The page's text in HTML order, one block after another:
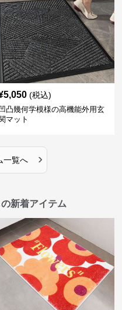
5,050 (税込)
凹凸幾何学模様の高機能外用玄
マット
一覧へ ›
新着アイテム